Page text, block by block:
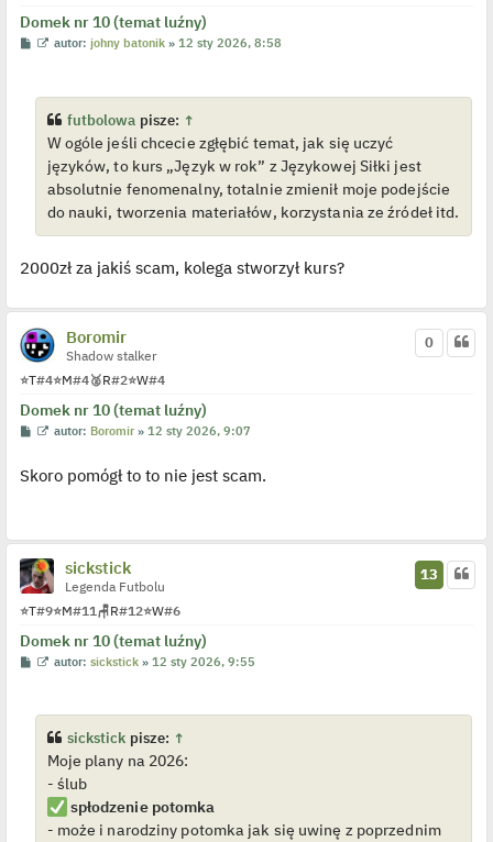
y
c
s
Domek nr 10 (temat luźny)
P
W
i
e
t
l
o
j
e
d
z
o
t
autor:johny batonik »12 sty 2026, 8:58
futbolowa pisze: ↑
W ogóle jeśli chcecie zgłębić temat, jak się uczyć
języków, to kurs „Język w rok” z Językowej Siłki jest
absolutnie fenomenalny, totalnie zmienił moje podejście
do nauki, tworzenia materiałów, korzystania ze źródeł itd.
2000zł za jakiś scam, kolega stworzył kurs?
Boromir
Shadow stalker
⭐T#4⭐M#4🥈R#2⭐W#4
Domek nr 10 (temat luźny)
0
P
t
W
w
i
p
o
j
e
y
c
z
s
t
autor: Boromir »12 sty 2026, 9:07
Skoro pomógł to to nie jest scam.
sickstick
Legenda Futbolu
⭐T#9⭐M#11 🪑R#12⭐W#6
Domek nr 10 (temat luźny)
13
P
W
i
e
t
l
o
j
e
d
autor:sickstick »12 sty 2026, 9:55
sickstick pisze: ↑
Moje plany na 2026:
- ślub
spłodzenie potomka
- może i narodziny potomka jak się uwinę z poprzednim